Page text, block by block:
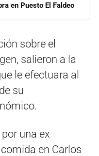
en Puesto El Faldeo
sobre el
salieron a la
le efectuara al
su
una ex
en Carlos